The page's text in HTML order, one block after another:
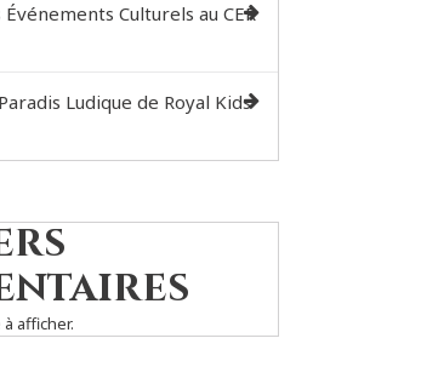
Culturels au CER
Ludique de Royal Kids
afficher.